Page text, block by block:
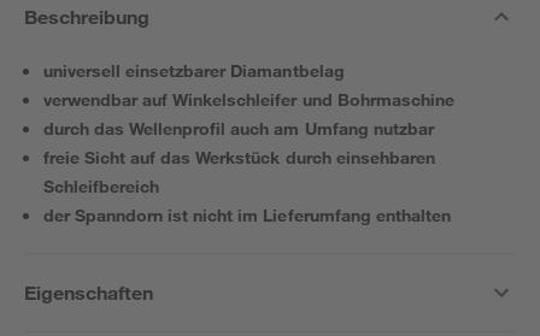
Beschreibung
universell einsetzbarer Diamantbelag
verwendbar auf Winkelschleifer und Bohrmaschine
durch das Wellenprofil auch am Umfang nutzbar
freie Sicht auf das Werkstück durch einsehbaren
Schleifbereich
der Spanndorn ist nicht im Lieferumfang enthalten
Eigenschaften